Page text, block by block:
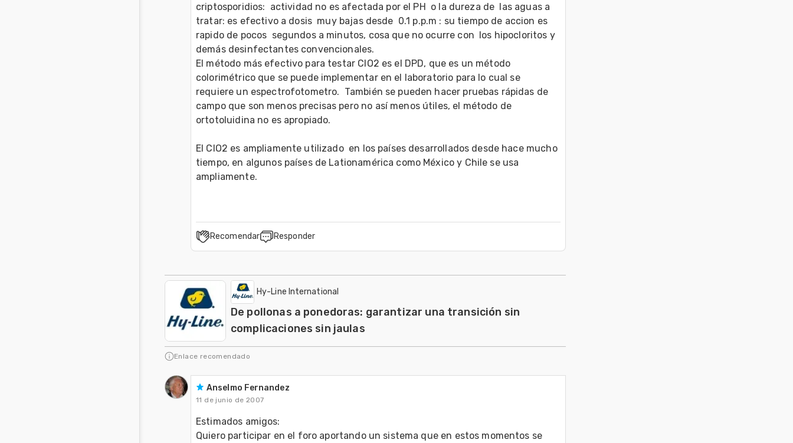
criptosporidios:  actividad no es afectada por el PH  o la dureza de  las aguas a
tratar: es efectivo a dosis  muy bajas desde  0.1 p.p.m : su tiempo de accion es
rapido de pocos  segundos a minutos, cosa que no ocurre con  los hipocloritos y
demás desinfectantes convencionales.
El método más efectivo para testar ClO2 es el DPD, que es un método
colorimétrico que se puede implementar en el laboratorio para lo cual se
requiere un espectrofotometro.  También se pueden hacer pruebas rápidas de
campo que son menos precisas pero no así menos útiles, el método de
ortotoluidina no es apropiado.
El ClO2 es ampliamente utilizado  en los países desarrollados desde hace mucho
tiempo, en algunos países de Lationamérica como México y Chile se usa
Recomendar Responder
Hy-Line International
De pollonas a ponedoras: garantizar una transición sin
complicaciones sin jaulas
Enlace recomendado
Anselmo Fernandez
11 de junio de 2007
Estimados amigos:
Quiero participar en el foro aportando un sistema que en estos momentos se